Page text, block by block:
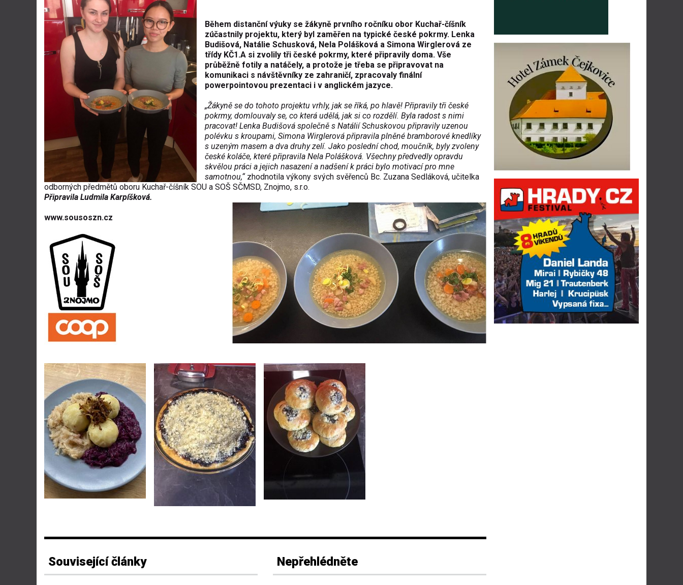
Během distanční výuky se žákyně prvního ročníku obor Kuchař-číšník
zúčastnily projektu, který byl zaměřen na typické české pokrmy. Lenka
Budišová, Natálie Schusková, Nela Polášková a Simona Wirglerová ze
třídy KČ1.A si zvolily tři české pokrmy, které připravily doma. Vše
průběžně fotily a natáčely, a protože je třeba se připravovat na
komunikaci s návštěvníky ze zahraničí, zpracovaly finální
powerpointovou prezentaci i v anglickém jazyce.
„Žákyně se do tohoto projektu vrhly, jak se říká, po hlavě! Připravily tři české
pokrmy, domlouvaly se, co která udělá, jak si co rozdělí. Byla radost s nimi
pracovat! Lenka Budišová společně s Natálií Schuskovou připravily uzenou
polévku s kroupami, Simona Wirglerová připravila plněné bramborové knedlíky
s uzeným masem a dva druhy zelí. Jako poslední chod, moučník, byly zvoleny
české koláče, které připravila Nela Polášková. Všechny předvedly opravdu
skvělou práci a jejich nasazení a nadšení k práci bylo motivací pro mne
samotnou,“zhodnotila výkony svých svěřenců Bc. Zuzana Sedláková, učitelka
odborných předmětů oboru Kuchař-číšník SOU a SOŠ SČMSD, Znojmo, s.r.o.
Připravila Ludmila Karpíšková.
www.sousoszn.cz
Související články Nepřehlédněte